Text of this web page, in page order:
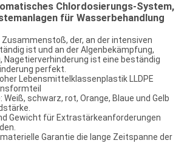
Chlordosierungs-System,
für Wasserbehandlung
der, an der intensiven
ist und an der Algenbekämpfung,
Nagetierverhinderung ist eine beständig
perfekt.
Lebensmittelklassenplastik LLDPE
Weiß, schwarz, rot, Orange, Blaue und Gelb
Gewicht für Extrastärkeanforderungen
Garantie die lange Zeitspanne der